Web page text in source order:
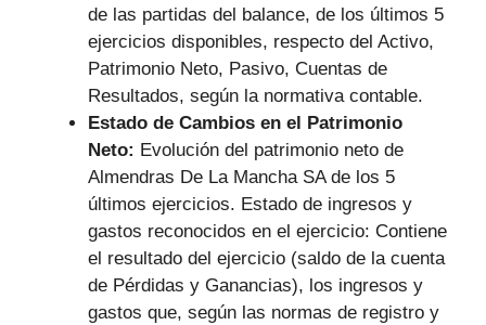
de las partidas del balance, de los últimos 5
ejercicios disponibles, respecto del Activo,
Patrimonio Neto, Pasivo, Cuentas de
Resultados, según la normativa contable.
Estado de Cambios en el Patrimonio
Neto: Evolución del patrimonio neto de
Almendras De La Mancha SA de los 5
últimos ejercicios. Estado de ingresos y
gastos reconocidos en el ejercicio: Contiene
el resultado del ejercicio (saldo de la cuenta
de Pérdidas y Ganancias), los ingresos y
gastos que, según las normas de registro y